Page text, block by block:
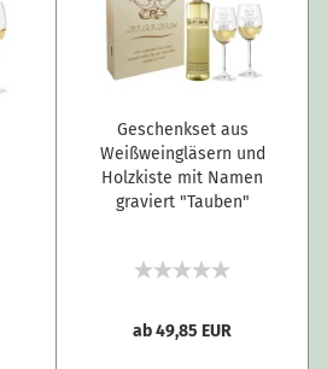
Geschenkset aus
Weißweingläsern und
Holzkiste mit Namen
graviert "Tauben"
ab 49,85 EUR